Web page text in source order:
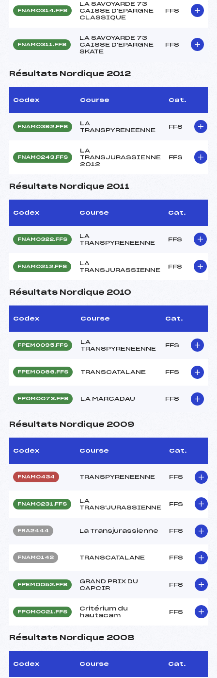
FNAM0314.FFS
LA SAVOYARDE 73
CAISSE D'EPARGNE
CLASSIQUE
FFS
FNAM0311.FFS
LA SAVOYARDE 73
CAISSE D'EPARGNE
SKATE
FFS
Résultats Nordique 2012
Codex Course Cat.
FNAM0392.FFS
LA
TRANSPYRENEENNE
FFS
FNAM0243.FFS
LA
TRANSJURASSIENNE
2012
FFS
Résultats Nordique 2011
Codex Course Cat.
FNAM0322.FFS
LA
TRANSPYRENEENNE
FFS
FNAM0212.FFS
LA
TRANSJURASSIENNE
FFS
Résultats Nordique 2010
Codex Course Cat.
FPEM0095.FFS
LA
TRANSPYRENEENNE
FFS
FPEM0066.FFS TRANSCATALANE FFS
FPOM0073.FFS LA MARCADAU FFS
Résultats Nordique 2009
Codex Course Cat.
FNAM0434 TRANSPYRENEENNE FFS
FNAM0231.FFS
LA
TRANS'JURASSIENNE
FFS
FRA2444 La Transjurassienne FFS
FNAM0142 TRANSCATALANE FFS
FPEM0052.FFS
GRAND PRIX DU
CAPCIR
FFS
FPOM0021.FFS
Critérium du
hautacam
FFS
Résultats Nordique 2008
Codex Course Cat.